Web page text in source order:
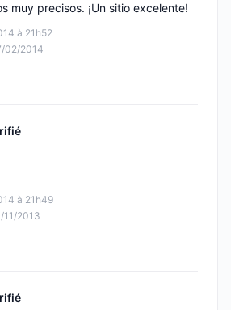
à 21h52
02/2014
muy precisos. ¡Un sitio excelente!
à 21h49
11/2013